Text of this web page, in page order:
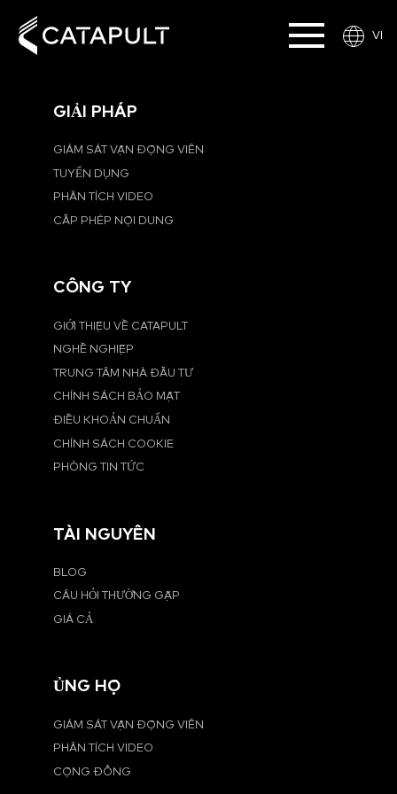
VI
GIẢI PHÁP
GIÁM SÁT VẬN ĐỘNG VIÊN
TUYỂN DỤNG
PHÂN TÍCH VIDEO
CẤP PHÉP NỘI DUNG
CÔNG TY
GIỚI THIỆU VỀ CATAPULT
NGHỀ NGHIỆP
TRUNG TÂM NHÀ ĐẦU TƯ
CHÍNH SÁCH BẢO MẬT
ĐIỀU KHOẢN CHUẨN
CHÍNH SÁCH COOKIE
PHÒNG TIN TỨC
TÀI NGUYÊN
BLOG
CÂU HỎI THƯỜNG GẶP
GIÁ CẢ
ỦNG HỘ
GIÁM SÁT VẬN ĐỘNG VIÊN
PHÂN TÍCH VIDEO
CỘNG ĐỒNG